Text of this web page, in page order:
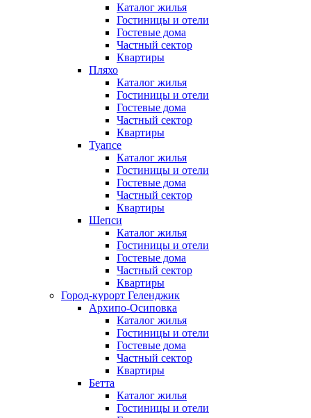
Каталог жилья
Гостиницы и отели
Гостевые дома
Частный сектор
Квартиры
Пляхо
Каталог жилья
Гостиницы и отели
Гостевые дома
Частный сектор
Квартиры
Туапсе
Каталог жилья
Гостиницы и отели
Гостевые дома
Частный сектор
Квартиры
Шепси
Каталог жилья
Гостиницы и отели
Гостевые дома
Частный сектор
Квартиры
Город-курорт Геленджик
Архипо-Осиповка
Каталог жилья
Гостиницы и отели
Гостевые дома
Частный сектор
Квартиры
Бетта
Каталог жилья
Гостиницы и отели